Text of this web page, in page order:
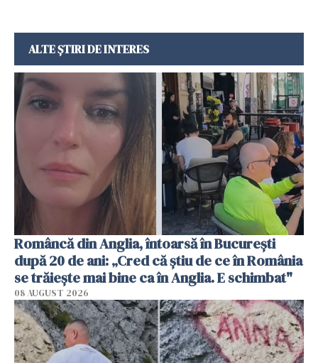
ALTE ȘTIRI DE INTERES
Româncă din Anglia, întoarsă în București
după 20 de ani: „Cred că știu de ce în România
se trăiește mai bine ca în Anglia. E schimbat"
08 AUGUST 2026